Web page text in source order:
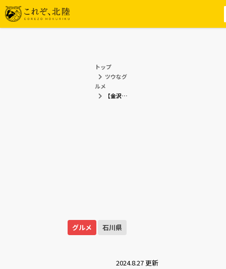
トップ
ツウなグ
ルメ
【金沢】加賀料理とお酒を楽しめる「旬味鮮菜・おでん旨酒 あまつぼ柿木畠本店」
グルメ 石川県
2024.8.27 更新